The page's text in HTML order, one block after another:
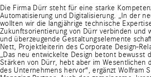
Die Firma Dürr steht für eine starke
Automatisierung und Digitalisierung. „In der
wollten wir die langjährige technische
Zukunftsorientierung von Dürr verbinden und
und überzeugende Gestaltungselemente
Nett, Projektleiterin des Corporate Design-
„Das neu entwickelte Design betont bewusst
Stärken von Dürr, hebt aber im Wesentlichen
des Unternehmens hervor“, ergänzt Wolfram